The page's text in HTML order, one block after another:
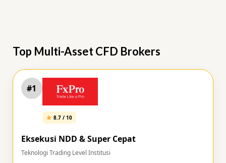
Top Multi-Asset CFD Brokers
#1
8.7 / 10
Eksekusi NDD & Super Cepat
Teknologi Trading Level Institusi